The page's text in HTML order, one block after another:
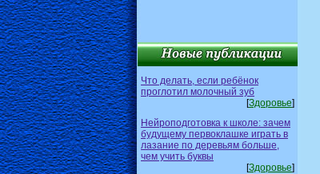
Что делать, если ребёнок
проглотил молочный зуб
[Здоровье]
Нейроподготовка к школе: зачем
будущему первоклашке играть в
лазание по деревьям больше,
чем учить буквы
[Здоровье]